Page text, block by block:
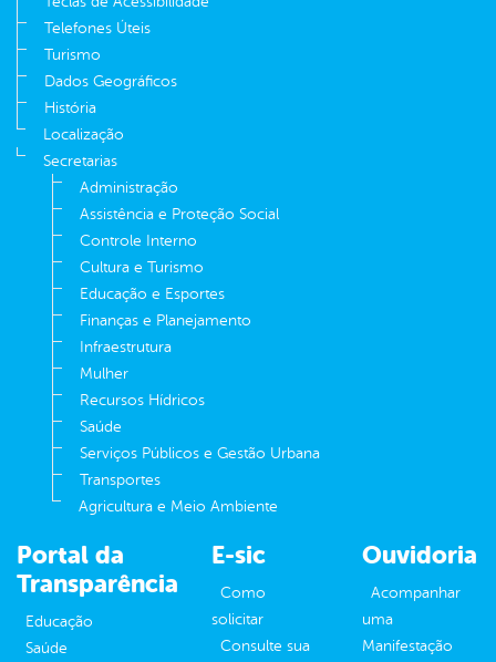
Telefones Úteis
Turismo
Dados Geográficos
História
Localização
Secretarias
Administração
Assistência e Proteção Social
Controle Interno
Cultura e Turismo
Educação e Esportes
Finanças e Planejamento
Infraestrutura
Mulher
Recursos Hídricos
Saúde
Serviços Públicos e Gestão Urbana
Transportes
Agricultura e Meio Ambiente
Portal da
Transparência
Educação
Saúde
E-sic
Como
solicitar
Consulte sua
Ouvidoria
Acompanhar
uma
Manifestação